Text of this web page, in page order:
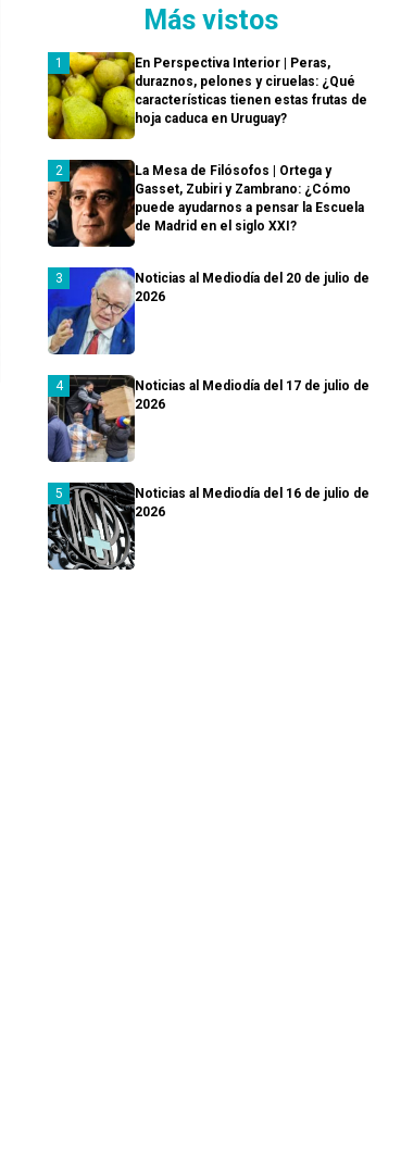
Más vistos
En Perspectiva Interior | Peras,
duraznos, pelones y ciruelas: ¿Qué
características tienen estas frutas de
hoja caduca en Uruguay?
La Mesa de Filósofos | Ortega y
Gasset, Zubiri y Zambrano: ¿Cómo
puede ayudarnos a pensar la Escuela
de Madrid en el siglo XXI?
Noticias al Mediodía del 20 de julio de
2026
Noticias al Mediodía del 17 de julio de
2026
Noticias al Mediodía del 16 de julio de
2026